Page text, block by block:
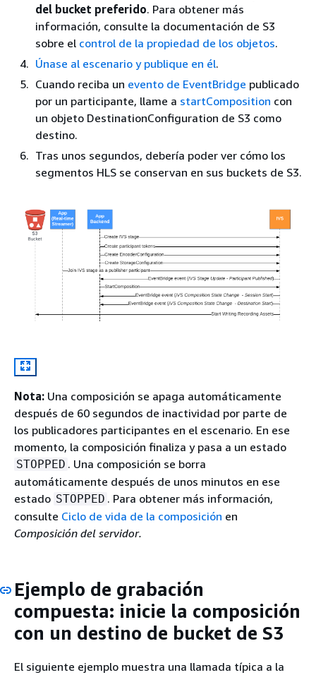
del bucket preferido. Para obtener más
información, consulte la documentación de S3
sobre el control de la propiedad de los objetos.
Únase al escenario y publique en él.
Cuando reciba un evento de EventBridge publicado
por un participante, llame a startComposition con
un objeto DestinationConfiguration de S3 como
destino.
Tras unos segundos, debería poder ver cómo los
segmentos HLS se conservan en sus buckets de S3.
Nota: Una composición se apaga automáticamente
después de 60 segundos de inactividad por parte de
los publicadores participantes en el escenario. En ese
momento, la composición finaliza y pasa a un estado
STOPPED . Una composición se borra
automáticamente después de unos minutos en ese
estado STOPPED . Para obtener más información,
consulte Ciclo de vida de la composición en
Composición del servidor.
Ejemplo de grabación
compuesta: inicie la composición
con un destino de bucket de S3
El siguiente ejemplo muestra una llamada típica a la